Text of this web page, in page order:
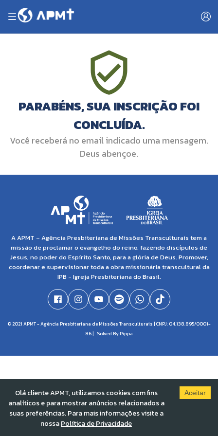
PARABÉNS, SUA INSCRIÇÃO FOI
CONCLUÍDA.
Você receberá no email indicado uma mensagem.
Deus abençoe.
A APMT – Agência Presbiteriana de Missões Transculturais tem a
missão de proclamar o evangelho do reino, fazendo discípulos de
Jesus, no poder do Espírito Santo, para a glória de Deus. Promover,
coordenar e supervisionar toda a obra missionária transcultural da
IPB - Igreja Presbiteriana do Brasil.
© 2021 APMT - Agência Presbiteriana de Missões Transculturais | CNPJ: 04.138.895/0001-
86 | Solved By Pippa
Olá cliente APMT, utilizamos cookies com fins
analíticos e para mostrar anúncios relacionados a
suas preferências. Para mais informações visite a
nossaPolítica de Privacidade
Aceitar